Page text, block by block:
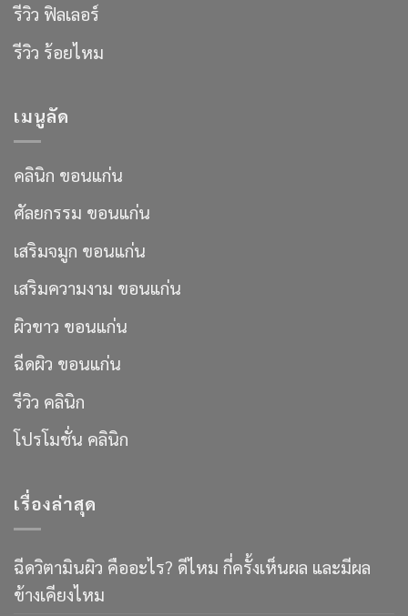
รีวิว ฟิลเลอร์
รีวิว ร้อยไหม
เมนูลัด
คลินิก ขอนแก่น
ศัลยกรรม ขอนแก่น
เสริมจมูก ขอนแก่น
เสริมความงาม ขอนแก่น
ผิวขาว ขอนแก่น
ฉีดผิว ขอนแก่น
รีวิว คลินิก
โปรโมชั่น คลินิก
เรื่องล่าสุด
ฉีดวิตามินผิว คืออะไร? ดีไหม กี่ครั้งเห็นผล และมีผล
ข้างเคียงไหม